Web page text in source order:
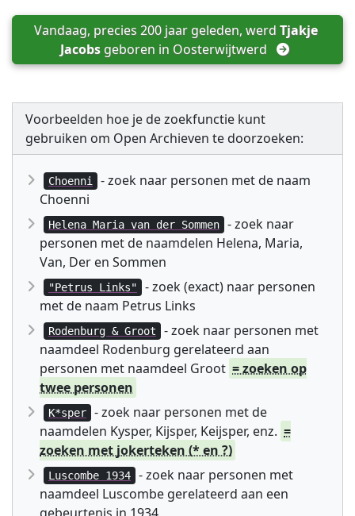
Vandaag, precies 200 jaar geleden, werd Tjakje
Jacobs geboren in Oosterwijtwerd
Voorbeelden hoe je de zoekfunctie kunt
gebruiken om Open Archieven te doorzoeken:
Choenni
- zoek naar personen met de naam
Choenni
Helena Maria van der Sommen
- zoek naar
personen met de naamdelen Helena, Maria,
Van, Der en Sommen
"Petrus Links"
- zoek (exact) naar personen
met de naam Petrus Links
Rodenburg & Groot
- zoek naar personen met
naamdeel Rodenburg gerelateerd aan
personen met naamdeel Groot = zoeken op
twee personen
K*sper
- zoek naar personen met de
naamdelen Kysper, Kijsper, Keijsper, enz. =
zoeken met jokerteken (* en ?)
Luscombe 1934
- zoek naar personen met
naamdeel Luscombe gerelateerd aan een